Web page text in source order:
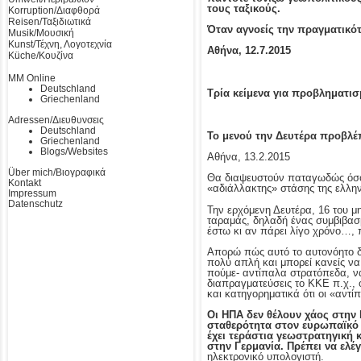
Korruption/Διαφθορά
Reisen/Ταξιδιωτικά
Musik/Μουσική
Kunst/Τέχνη, Λογοτεχνία
Küche/Κουζίνα
MM Online
Deutschland
Griechenland
Adressen/Διευθυνσεις
Deutschland
Griechenland
Blogs/Websites
Über mich/Βιογραφικά
Kontakt
Impressum
Datenschutz
τους ταξικούς.
Όταν αγνοείς την
Αθήνα, 12.7.2015
Tρία κείμενα για
Το μενού την Δευτέρα
Αθήνα, 13.2.2015
Θα διαψευστούν παταγωδώς
«αδιάλλακτης» στάσης της
Την ερχόμενη Δευτέρα, 16 του
ταραμάς, δηλαδή ένας
έστω κι αν πάρει λίγο χρόνο…,
Απορώ πώς αυτό το αυτονόητο
πολύ απλή και μπορεί κανείς
πούμε- αντίπαλα στρατόπεδα,
διαπραγματεύσεις το ΚΚΕ π.χ.,
και κατηγορηματικά ότι οι
Οι ΗΠΑ δεν θέλουν χάος στην
σταθερότητα στον
έχει τεράστια
στην Γερμανία. Πρέπει να
ηλεκτρονικό υπολογιστή.